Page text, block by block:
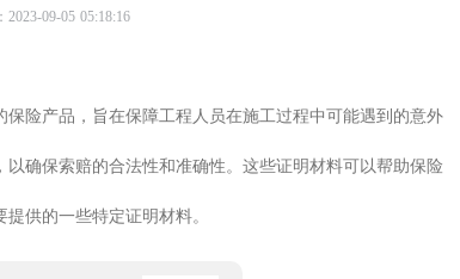
09-05 05:18:16
险产品，旨在保障工程人员在施工过程中可能遇到的意外
确保索赔的合法性和准确性。这些证明材料可以帮助保险
供的一些特定证明材料。